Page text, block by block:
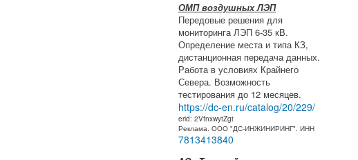
ОМП воздушных ЛЭП
Передовые решения для
мониторинга ЛЭП 6-35 кВ.
Определение места и типа КЗ,
дистанционная передача данных.
Работа в условиях Крайнего
Севера. Возможность
тестирования до 12 месяцев.
https://dc-en.ru/catalog/20/229/
erid: 2VfnxwytZgt
Реклама. ООО "ДС-ИНЖИНИРИНГ". ИНН
7813413840